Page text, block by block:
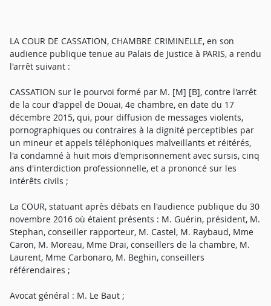
LA COUR DE CASSATION, CHAMBRE CRIMINELLE, en son
audience publique tenue au Palais de Justice à PARIS, a rendu
l'arrêt suivant :
CASSATION sur le pourvoi formé par M. [M] [B], contre l'arrêt
de la cour d'appel de Douai, 4e chambre, en date du 17
décembre 2015, qui, pour diffusion de messages violents,
pornographiques ou contraires à la dignité perceptibles par
un mineur et appels téléphoniques malveillants et réitérés,
l'a condamné à huit mois d'emprisonnement avec sursis, cinq
ans d'interdiction professionnelle, et a prononcé sur les
intérêts civils ;
La COUR, statuant après débats en l'audience publique du 30
novembre 2016 où étaient présents : M. Guérin, président, M.
Stephan, conseiller rapporteur, M. Castel, M. Raybaud, Mme
Caron, M. Moreau, Mme Drai, conseillers de la chambre, M.
Laurent, Mme Carbonaro, M. Beghin, conseillers
référendaires ;
Avocat général : M. Le Baut ;